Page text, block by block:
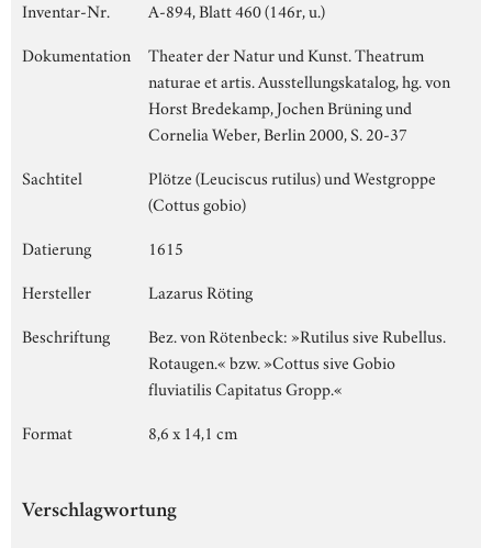
Inventar-Nr.
A-894, Blatt 460 (146r, u.)
Dokumentation
Theater der Natur und Kunst. Theatrum
naturae et artis. Ausstellungskatalog, hg. von
Horst Bredekamp, Jochen Brüning und
Cornelia Weber, Berlin 2000, S. 20-37
Sachtitel
Plötze (Leuciscus rutilus) und Westgroppe
(Cottus gobio)
Datierung
1615
Hersteller
Lazarus Röting
Beschriftung
Bez. von Rötenbeck: »Rutilus sive Rubellus.
Rotaugen.« bzw. »Cottus sive Gobio
fluviatilis Capitatus Gropp.«
Format
8,6 x 14,1 cm
Verschlagwortung